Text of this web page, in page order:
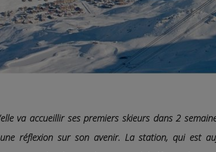
va accueillir ses premiers skieurs dans 2
réflexion sur son avenir. La station, qui est